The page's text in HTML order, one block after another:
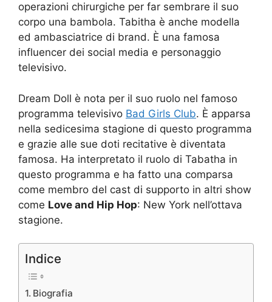
operazioni chirurgiche per far sembrare il suo
corpo una bambola. Tabitha è anche modella
ed ambasciatrice di brand. È una famosa
influencer dei social media e personaggio
televisivo.
Dream Doll è nota per il suo ruolo nel famoso
programma televisivo Bad Girls Club. È apparsa
nella sedicesima stagione di questo programma
e grazie alle sue doti recitative è diventata
famosa. Ha interpretato il ruolo di Tabatha in
questo programma e ha fatto una comparsa
come membro del cast di supporto in altri show
come Love and Hip Hop: New York nell’ottava
stagione.
Indice
Biografia